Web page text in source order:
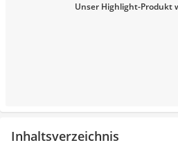
Unser Highlight-Produkt
Inhaltsverzeichnis